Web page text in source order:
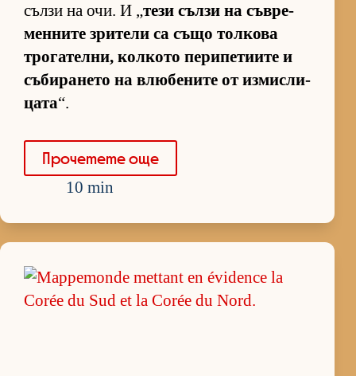
сълзи на очи. И „тези сълзи на съв­ре­
мен­ните зри­тели са също тол­кова
тро­га­тел­ни, кол­кото пе­ри­пе­ти­ите и
съ­би­ра­нето на влю­бе­ните от из­мис­ли­
цата“.
Про­че­тете още
10 min